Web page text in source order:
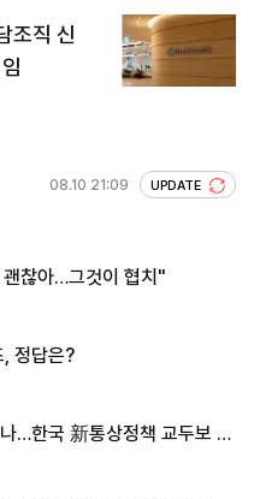
조직 신
08.10 21:09 UPDATE
찮아…그것이 협치"
정답은?
…한국 新통상정책 교두보 활